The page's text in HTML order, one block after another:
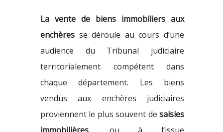
La vente de biens immobiliers aux
enchères se déroule au cours d’une
audience du Tribunal judiciaire
territorialement compétent dans
chaque département. Les biens
vendus aux enchères judiciaires
proviennent le plus souvent de saisies